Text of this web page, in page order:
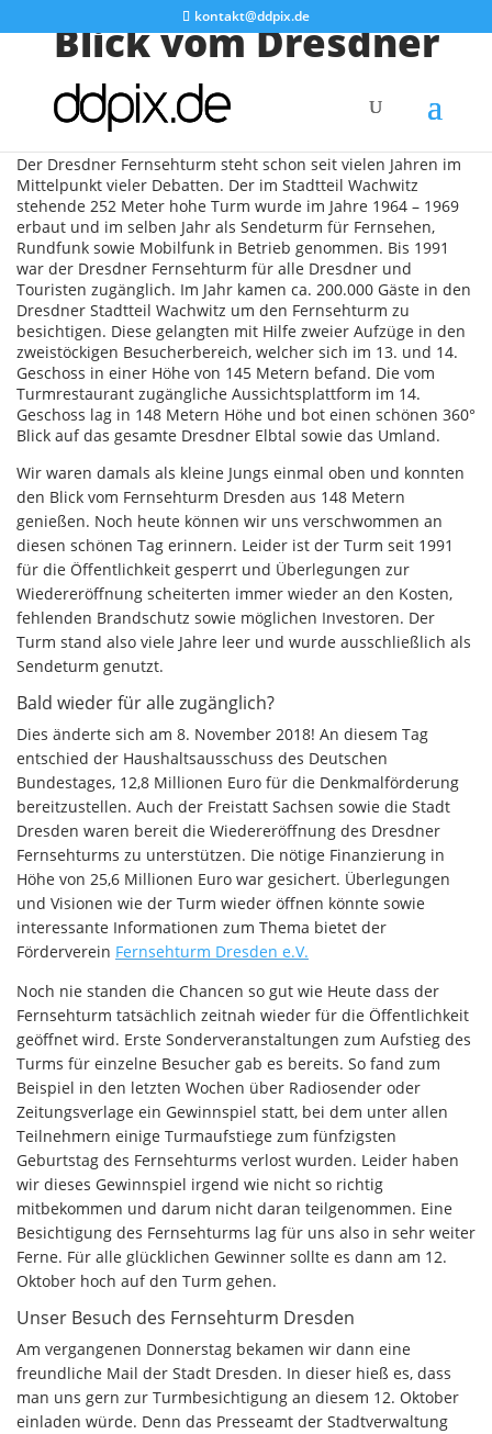
kontakt@ddpix.de
Blick vom Dresdner
Fernsehturm
Der Dresdner Fernsehturm steht schon seit vielen Jahren im
Mittelpunkt vieler Debatten. Der im Stadtteil Wachwitz
stehende 252 Meter hohe Turm wurde im Jahre 1964 – 1969
erbaut und im selben Jahr als Sendeturm für Fernsehen,
Rundfunk sowie Mobilfunk in Betrieb genommen. Bis 1991
war der Dresdner Fernsehturm für alle Dresdner und
Touristen zugänglich. Im Jahr kamen ca. 200.000 Gäste in den
Dresdner Stadtteil Wachwitz um den Fernsehturm zu
besichtigen. Diese gelangten mit Hilfe zweier Aufzüge in den
zweistöckigen Besucherbereich, welcher sich im 13. und 14.
Geschoss in einer Höhe von 145 Metern befand. Die vom
Turmrestaurant zugängliche Aussichtsplattform im 14.
Geschoss lag in 148 Metern Höhe und bot einen schönen 360°
Blick auf das gesamte Dresdner Elbtal sowie das Umland.
Wir waren damals als kleine Jungs einmal oben und konnten
den Blick vom Fernsehturm Dresden aus 148 Metern
genießen. Noch heute können wir uns verschwommen an
diesen schönen Tag erinnern. Leider ist der Turm seit 1991
für die Öffentlichkeit gesperrt und Überlegungen zur
Wiedereröffnung scheiterten immer wieder an den Kosten,
fehlenden Brandschutz sowie möglichen Investoren. Der
Turm stand also viele Jahre leer und wurde ausschließlich als
Sendeturm genutzt.
Bald wieder für alle zugänglich?
Dies änderte sich am 8. November 2018! An diesem Tag
entschied der Haushaltsausschuss des Deutschen
Bundestages, 12,8 Millionen Euro für die Denkmalförderung
bereitzustellen. Auch der Freistatt Sachsen sowie die Stadt
Dresden waren bereit die Wiedereröffnung des Dresdner
Fernsehturms zu unterstützen. Die nötige Finanzierung in
Höhe von 25,6 Millionen Euro war gesichert. Überlegungen
und Visionen wie der Turm wieder öffnen könnte sowie
interessante Informationen zum Thema bietet der
Förderverein Fernsehturm Dresden e.V.
Noch nie standen die Chancen so gut wie Heute dass der
Fernsehturm tatsächlich zeitnah wieder für die Öffentlichkeit
geöffnet wird. Erste Sonderveranstaltungen zum Aufstieg des
Turms für einzelne Besucher gab es bereits. So fand zum
Beispiel in den letzten Wochen über Radiosender oder
Zeitungsverlage ein Gewinnspiel statt, bei dem unter allen
Teilnehmern einige Turmaufstiege zum fünfzigsten
Geburtstag des Fernsehturms verlost wurden. Leider haben
wir dieses Gewinnspiel irgend wie nicht so richtig
mitbekommen und darum nicht daran teilgenommen. Eine
Besichtigung des Fernsehturms lag für uns also in sehr weiter
Ferne. Für alle glücklichen Gewinner sollte es dann am 12.
Oktober hoch auf den Turm gehen.
Unser Besuch des Fernsehturm Dresden
Am vergangenen Donnerstag bekamen wir dann eine
freundliche Mail der Stadt Dresden. In dieser hieß es, dass
man uns gern zur Turmbesichtigung an diesem 12. Oktober
einladen würde. Denn das Presseamt der Stadtverwaltung